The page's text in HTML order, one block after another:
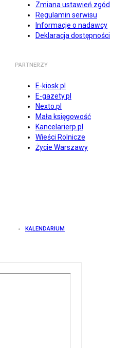
Zmiana ustawień zgód
Regulamin serwisu
Informacje o nadawcy
Deklaracja dostępności
PARTNERZY
E-kiosk.pl
E-gazety.pl
Nexto.pl
Mała księgowość
Kancelarierp.pl
Wieści Rolnicze
Życie Warszawy
KALENDARIUM